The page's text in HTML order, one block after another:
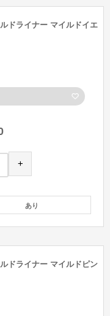
ドライナー マイルドイエ
+
あり
ドライナー マイルドピン